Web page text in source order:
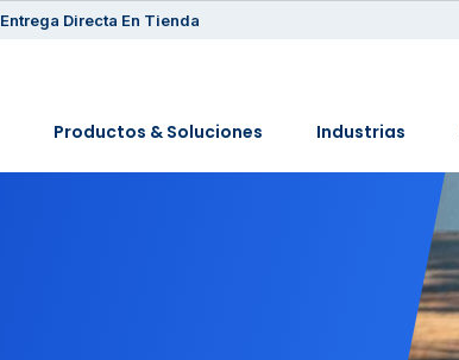
Entrega Directa En Tienda
Productos & Soluciones Industrias